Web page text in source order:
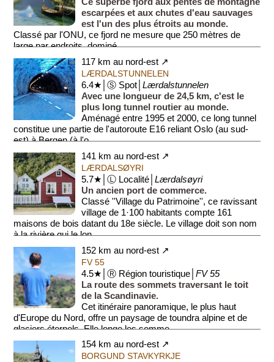
escarpées et aux chutes d'eau sauvages
est l'un des plus étroits au monde.
Classé par l'ONU, ce fjord ne mesure que 250 mètres de
large par endroits, dominé...
117 km au nord-est ↗
LÆRDALSTUNNELEN
6.4★│Ⓢ Spot│Lærdalstunnelen
Avec une longueur de 24,5 km, c'est le
plus long tunnel routier au monde.
Aménagé entre 1995 et 2000, ce long tunnel
constitue une partie de l'autoroute E16 reliant Oslo (au sud-
est) à Bergen (à l'o...
141 km au nord-est ↗
LÆRDALSØYRI
5.7★│Ⓛ Localité│Lærdalsøyri
Un ancien port de commerce.
Classé ''Village du Patrimoine'', ce ravissant
village de 1·100 habitants compte 161
maisons de bois datant du 18e siècle. Le village doit son nom
à la rivière qui le lon...
152 km au nord-est ↗
FV 55
4.5★│Ⓡ Région touristique│FV 55
La route des sommets traversant le toit
de la Scandinavie.
Cet itinéraire panoramique, le plus haut
d'Europe du Nord, offre un paysage de toundra alpine et de
glaciers éternels. Elle longe les somme...
154 km au nord-est ↗
BORGUND STAVKYRKJE